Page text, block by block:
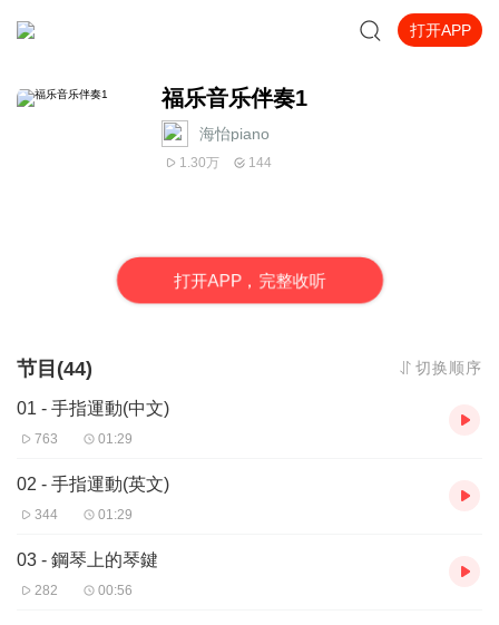
打开APP
福乐音乐伴奏1
海怡piano
1.30万 144
打开APP，完整收听
节目(44) 切换顺序
01 - 手指運動(中文)
763 01:29
02 - 手指運動(英文)
344 01:29
03 - 鋼琴上的琴鍵
282 00:56